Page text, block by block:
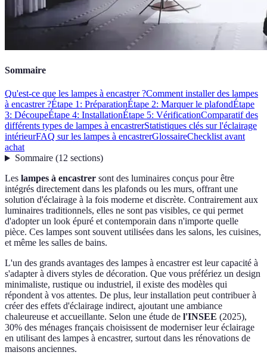
Sommaire
Qu'est-ce que les lampes à encastrer ?Comment installer des lampes
à encastrer ?Étape 1: PréparationÉtape 2: Marquer le plafondÉtape
3: DécoupeÉtape 4: InstallationÉtape 5: VérificationComparatif des
différents types de lampes à encastrerStatistiques clés sur l'éclairage
intérieurFAQ sur les lampes à encastrerGlossaireChecklist avant
achat
Sommaire(12 sections)
Les lampes à encastrer sont des luminaires conçus pour être
intégrés directement dans les plafonds ou les murs, offrant une
solution d'éclairage à la fois moderne et discrète. Contrairement aux
luminaires traditionnels, elles ne sont pas visibles, ce qui permet
d'adopter un look épuré et contemporain dans n'importe quelle
pièce. Ces lampes sont souvent utilisées dans les salons, les cuisines,
et même les salles de bains.
L'un des grands avantages des lampes à encastrer est leur capacité à
s'adapter à divers styles de décoration. Que vous préfériez un design
minimaliste, rustique ou industriel, il existe des modèles qui
répondent à vos attentes. De plus, leur installation peut contribuer à
créer des effets d'éclairage indirect, ajoutant une ambiance
chaleureuse et accueillante. Selon une étude de l'INSEE (2025),
30% des ménages français choisissent de moderniser leur éclairage
en utilisant des lampes à encastrer, surtout dans les rénovations de
maisons anciennes.